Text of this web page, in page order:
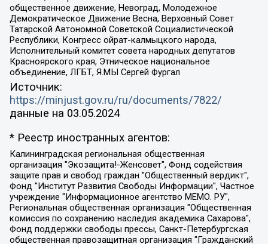
общественное движение, Невоград, Молодежное
Демократическое Движение Весна, Верховный Совет
Татарской Автономной Советской Социалистической
Республики, Конгресс ойрат-калмыцкого народа,
Исполнительный комитет совета народных депутатов
Красноярского края, Этническое национальное
объединение, ЛГБТ, Я.МЫ Сергей Фургал
Источник:
https://minjust.gov.ru/ru/documents/7822/
данные на 03.05.2024
* Реестр иностранных агентов:
Калининградская региональная общественная организация "Экозащита!-Женсовет", Фонд содействия защите прав и свобод граждан "Общественный вердикт", Фонд "Институт Развития Свободы Информации", Частное учреждение "Информационное агентство МЕМО. РУ", Региональная общественная организация "Общественная комиссия по сохранению наследия академика Сахарова", Фонд поддержки свободы прессы, Санкт-Петербургская общественная правозащитная организация "Гражданский контроль", Межрегиональная общественная организация "Информационно-просветительский центр "Мемориал", Региональный Фонд "Центр Защиты Прав Средств Массовой Информации", с 05.12.2023 Фонд "Центр Защиты Прав Средств массовой информации", Региональная общественная благотворительная организация помощи беженцам и мигрантам "Гражданское содействие", Негосударственное образовательное учреждение дополнительного профессионального образования (повышение квалификации) специалистов "АКАДЕМИЯ ПО ПРАВАМ ЧЕЛОВЕКА", Свердловская региональная общественная организация "Сутяжник", Автономная некоммерческая организация "Центр независимых социологических исследований", Союз общественных объединений "Российский исследовательский центр по правам человека", Региональное общественное учреждение научно-информационный центр "МЕМОРИАЛ", Некоммерческая организация "Фонд защиты гласности", Автономная некоммерческая организация "Институт прав человека", Городская общественная организация "Екатеринбургское общество "МЕМОРИАЛ", Городская общественная организация "Рязанское историко-просветительское и правозащитное общество "Мемориал" (Рязанский Мемориал), Челябинский региональный орган общественной самодеятельности – женское общественное объединение "Женщины Евразии", Челябинский региональный орган общественной самодеятельности "Уральская правозащитная группа", Фонд содействия защите здоровья и социальной справедливости имени Андрея Рылькова, Автономная Некоммерческая Организация "Аналитический Центр Юрия Левады", Автономная некоммерческая организация социальной поддержки населения "Проект Апрель", Региональная общественная организация помощи женщинам и детям, находящимся в кризисной ситуации "Информационно-методический центр "Анна", Фонд содействия развитию массовых коммуникаций и правовому просвещению "Так-так-Так", Фонд содействия устойчивому развитию "Серебряная тайга", Свердловский региональный общественный фонд социальных проектов "Новое время", "Idel.Реалии", Кавказ.Реалии, Крым.Реалии, Телеканал Настоящее Время, Татаро-башкирская служба Радио Свобода (Azatliq Radiosi), Радио Свободная Европа/Радио Свобода (PCE/PC), "Сибирь.Реалии", "Фактограф", Благотворительный фонд помощи осужденным и их семьям, Автономная некоммерческая организация "Институт глобализации и социальных движений", Фонд "В защиту прав заключенных", Частное учреждение "Центр поддержки и содействия развитию средств массовой информации", Пензенский региональный общественный благотворительный фонд "Гражданский союз", "Север.Реалии", Некоммерческая организация Фонд "Правовая инициатива", Общество с ограниченной ответственностью "Радио Свободная Европа/Радио Свобода", Чешское информационное агентство "MEDIUM-ORIENT", Красноярская региональная общественная организация "Мы против СПИДа", Камалягин Денис Николаевич, Маркелов Сергей Евгеньевич, Пономарев Лев Александрович, Савицкая Людмила Алексеевна, Автономная некоммерческая организация "Центр по работе с проблемой насилия "НАСИЛИЮ.НЕТ", Межрегиональный профессиональный союз работников здравоохранения "Альянс врачей", Юридическое лицо, зарегистрированное в Латвийской Республике, SIA "Medusa Project" (регистрационный номер 40103797863, дата регистрации 10.06.2014), Некоммерческая организация "Фонд по борьбе с коррупцией", Автономная некоммерческая организация "Институт права и публичной политики", Баданин Роман Сергеевич, Гликин Максим Александрович, Железнова Мария Михайловна, Лукьянова Юлия Сергеевна, Маетная Елизавета Витальевна, Маняхин Петр Борисович, Чуракова Ольга Владимировна, Ярош Юлия Петровна, Юридическое лицо "The Insider SIA", зарегистрированное в Риге, Латвийская Республика (дата регистрации 26.06.2015), являющееся администратором доменного имени интернет-издания "The Insider SIA", https://theins.ru, Постернак Алексей Евгеньевич, Рубин Михаил Аркадьевич, Анин Роман Александрович, Юридическое лицо Istories fonds, зарегистрированное в Латвийской Республике (регистрационный номер 50008295751, дата регистрации 24.02.2020), Великовский Дмитрий Александрович, Долинина Ирина Николаевна, Мароховская Алеся Алексеевна, Шлейнов Роман Юрьевич, Шмагун Олеся Валентиновна, Общество с ограниченной ответственностью "Альтаир 2021", Общество с ограниченной ответственностью "Вега 2021", Общество с ограниченной ответственностью "Главный редактор 2021", Общество с ограниченной ответственностью "Ромашки монолит", Важенков Артем Валерьевич, Ивановская областная общественная организация "Центр гендерных исследований", Гурман Юрий Альбертович, Медиапроект "ОВД-Инфо", Егоров Владимир Владимирович, Жилинский Владимир Александрович, Общество с ограниченной ответственностью "ЗП", Иванова София Юрьевна, Карезина Инна Павловна, Кильтау Екатерина Викторовна, Петров Алексей Викторович, Пискунов Сергей Евгеньевич, Смирнов Сергей Сергеевич, Тихонов Михаил Сергеевич, Общество с ограниченной ответственностью "ЖУРНАЛИСТ-ИНОСТРАННЫЙ АГЕНТ", Арапова Галина Юрьевна, Вольтская Татьяна Анатольевна, Американская компания "Mason G.E.S. Anonymous Foundation" (США), являющаяся владельцем интернет-издания https://mnews.world/, Компания "Stichting Bellingcat", зарегистрированная в Нидерландах (дата регистрации 11.07.2018), Захаров Андрей Вячеславович, Клепиковская Екатерина Дмитриевна, Общество с ограниченной ответственностью "МЕМО", Перл Роман Александрович, Симонов Евгений Алексеевич, Соловьева Елена Анатольевна, Сотников Даниил Владимирович, Сурначева Елизавета Дмитриевна, Автономная некоммерческая организация по защите прав человека и информированию населения "Якутия – Наше Мнение", Общество с ограниченной ответственностью "Москоу диджитал медиа", с 26.01.2023 Общество с ограниченной ответственностью "Чайка Белые сады", Ветошкина Валерия Валерьевна, Заговора Максим Александрович, Межрегиональное общественное движение "Российская ЛГБТ - сеть", Оленичев Максим Владимирович, Павлов Иван Юрьевич, Скворцова Елена Сергеевна, Общество с ограниченной ответственностью "Как бы инагент", Кочетков Игорь Викторович, Общество с ограниченной ответственностью "Честные выборы", Еланчик Олег Александрович, Общество с ограниченной ответственностью "Нобелевский призыв", Гималова Регина Эмилевна, Григорьев Андрей Валерьевич, Григорьева Алина Александровна, Ассоциация по содействию защите прав призывников, альтернативнослужащих и военнослужащих "Правозащитная группа "Гражданин.Армия.Право", Хисамова Регина Фаритовна, Автономная некоммерческая организация по реализации социально-правовых программ "Лилит", Дальневосточное общественное движение "Маяк", Санкт-Петербургская ЛГБТ-инициативная группа "Выход", Инициативная группа ЛГБТ+ "Реверс", Алексеев Андрей Викторович, Бекбулатова Таисия Львовна, Беляев Иван Михайлович, Владыкина Елена Сергеевна, Гельман Марат Александрович, Никульшина Вероника Юрьевна, Толоконникова Надежда Андреевна, Шендерович Виктор Анатольевич, Общество с ограниченной ответственностью "Данное сообщение", Общество с ограниченной ответственностью Издательский дом "Новая глава", Айнбиндер Александра Александровна, Московский комьюнити-центр для ЛГБТ+инициатив, Благотворительный фонд развития филантропии, Deutsche Welle (Германия, Kurt-Schumacher-Strasse 3, 53113 Bonn), Борзунова Мария Михайловна, Воробьев Виктор Викторович, Голубева Анна Львовна, Константинова Алла Михайловна, Малкова Ирина Владимировна, Мурадов Мурад Абдулгалимович, Осетинская Елизавета Николаевна, Понасенков Евгений Николаевич, Ганапольский Матвей Юрьевич, Киселев Евгений Алексеевич, Борухович Ирина Григорьевна, Дремин Иван Тимофеевич, Дубровский Дмитрий Викторович, Красноярская региональная общественная организация поддержки и развития альтернативных образовательных технологий и межкультурных коммуникаций "ИНТЕРРА", Маяковская Екатерина Алексеевна, Фейгин Марк Захарович, Филимонов Андрей Викторович, Дзугкоева Регина Николаевна, Доброхотов Роман Александрович, Дудь Юрий Александрович, Елкин Сергей Владимирович, Кругликов Кирилл Игоревич, Сабунаева Мария Леонидовна, Семенов Алексей Владимирович, Шаинян Карен Багратович, Шульман Екатерина Михайловна, Асафьев Артур Валерьевич, Вахштайн Виктор Семенович, Венедиктов Алексей Алексеевич, Лушникова Екатерина Евгеньевна, Волков Леонид Михайлович, Невзоров Александр Глебович, Пархоменко Сергей Борисович, Сироткин Ярослав Николаевич, Кара-Мурза Владимир Владимирович, Баранова Наталья Владимировна, Гозман Леонид Яковлевич, Кагарлицкий Борис Юльевич, Климарев Михаил Валерьевич, Милов Владимир Станиславович, Автономная некоммерческая организация Краснодарский центр современного искусства "Типография", Моргенштерн Алишер Тагирович, Соболь Любовь Эдуардовна, Общество с ограниченной ответственностью "ЛИЗА НОРМ", Каспаров Гарри Кимович, Ходорковский Михаил Борисович, Общество с ограниченной ответственностью "Апрельские тезисы", Данилович Ирина Брониславовна, Кашин Олег Владимирович, Петров Николай Владимирович, Пивоваров Алексей Владимирович, Соколов Михаил Владимирович, Цветкова Юлия Владимировна, Чичваркин Евгений Александрович, Комитет против пыток/Команда против пыток, Общество с ограниченной ответственностью "Первый научный", Общество с ограниченной ответственностью "Вертолет и ко", Белоцерковская Вероника Борисовна, Кац Максим Евгеньевич, Лазарева Татьяна Юрьевна, Шаведдинов Руслан Табризович, Яшин Илья Валерьевич, Общество с ограниченной ответственностью "Иноагент ААВ", Алешковский Дмитрий Петрович, Альбац Евгения Марковна, Быков Дмитрий Львович, Галямина Юлия Евгеньевна, Лойко Сергей Леонидович, Мартынов Кирилл Константинович, Медведев Сергей Александрович, Крашенинников Федор Геннадиевич, Гордеева Катерина Вл